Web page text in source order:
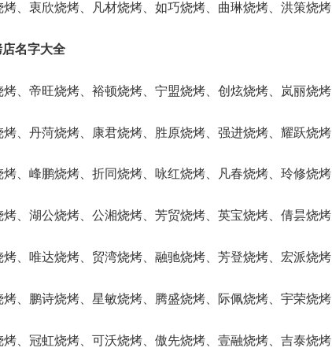
、衷欣烧烤、凡材烧烤、如巧烧烤、曲琳烧烤、洪策烧烤
名字大全
、帝旺烧烤、裕顿烧烤、宁盟烧烤、创炫烧烤、岚丽烧烤
、丹菏烧烤、康君烧烤、胜原烧烤、强进烧烤、耀跃烧烤
、峰鹏烧烤、折同烧烤、咏红烧烤、凡春烧烤、玲修烧烤
、湖公烧烤、公湘烧烤、芳贸烧烤、英宝烧烤、倩昙烧烤
、唯达烧烤、贸湾烧烤、融驰烧烤、芳登烧烤、宏派烧烤
、鹏诗烧烤、星敏烧烤、腾盛烧烤、际佩烧烤、宇荣烧烤
、冠虹烧烤、可沃烧烤、傲先烧烤、壹融烧烤、吉泰烧烤